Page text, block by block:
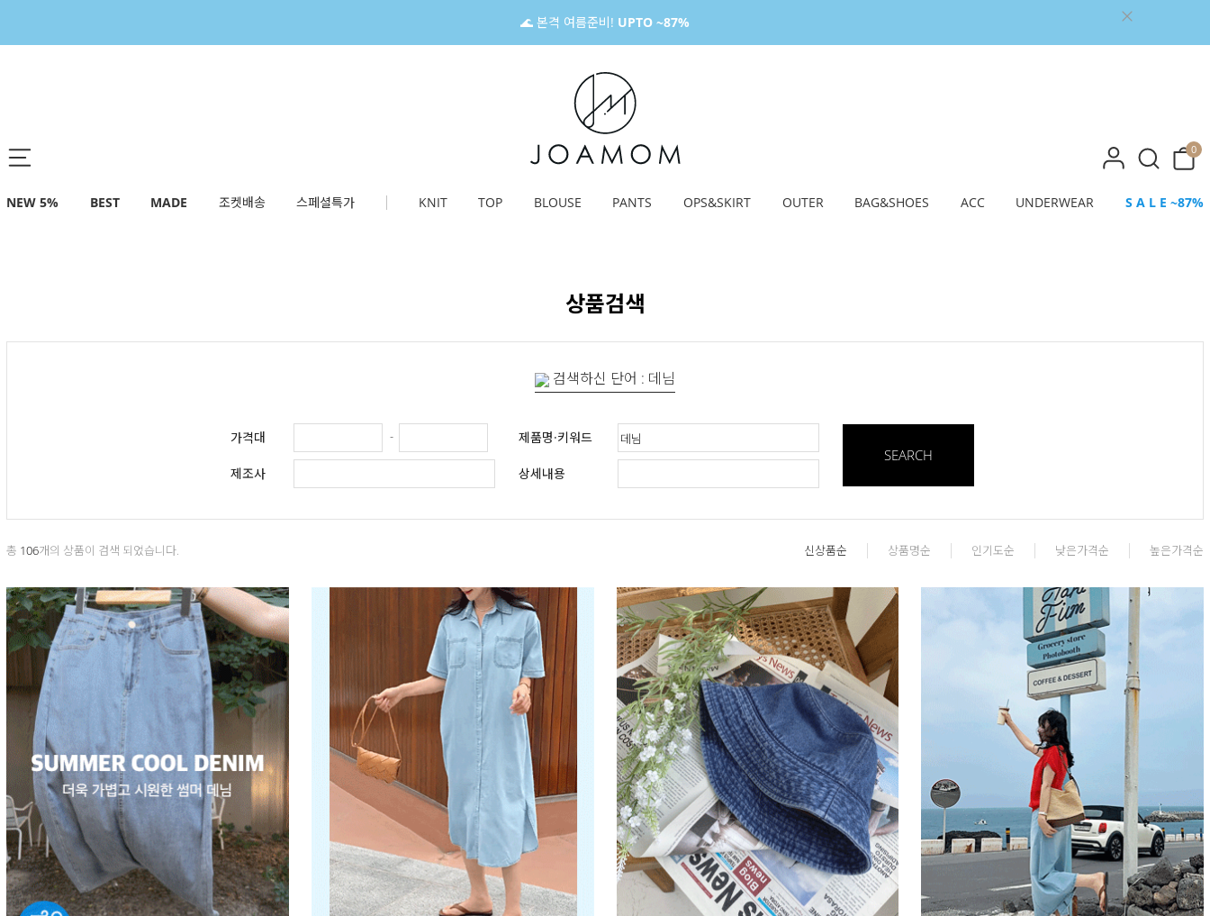
🌊 본격 여름준비! UPTO ~87%
0
NEW 5% BEST MADE 조켓배송 스페셜특가 KNIT TOP BLOUSE PANTS OPS&SKIRT OUTER BAG&SHOES ACC UNDERWEAR S A L E ~87%
상품검색
검색하신 단어 : 데님
가격대 - 제품명·키워드
SEARCH
제조사 상세내용
총 106개의 상품이 검색 되었습니다. 신상품순 상품명순 인기도순 낮은가격순 높은가격순